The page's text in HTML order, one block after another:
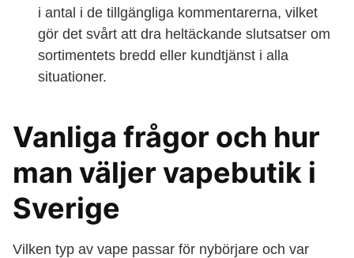
i antal i de tillgängliga kommentarerna, vilket
gör det svårt att dra heltäckande slutsatser om
sortimentets bredd eller kundtjänst i alla
situationer.
Vanliga frågor och hur
man väljer vapebutik i
Sverige
Vilken typ av vape passar för nybörjare och var